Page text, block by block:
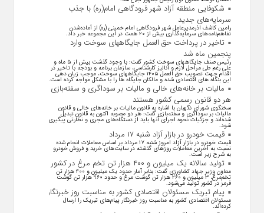
شکوفایی منطقه آزاد شهر فرودگاهی امام(ره) با جذب
سرمایه‌های جدید
رامین کاشف اذرمدیرعامل شهر فرودگاهی امام خمینی (ره) از آماده‌شدن
تفاهم‌نامه‌های سرمایه‌گذاری بیش از ۲۰ همت در این مجموعه خبر داد.
تاخیر در پرداخت حق العمل جایگاههای سوخت وارد
پنجمین ماه شد
رئیس صنف جایگاههای سوخت کشور گفت: با وجود گذشت بیش از ۵ ماه و
علی رغم طی مراحل لازم و آنالیز کارشناسی، سازمان برنامه و بودجه با تاخیر در
اقدام جهت تصویب حق العمل ۱۴۰۵ جایگاههای سوخت، موجب زیان دهی
این بنگاه های اقتصادی شده و مالکان جایگاه ها را با مشکل مواجه کرده است.
مالیات بر خانه‌های خالی و مالیات بر سوداگری و سفته‌بازی
هر دو قانون رسمی کشور هستند
سخنگوی شورای نگهبان با اشاره به قانون مالیات بر خانه‌های خالی و قانون
مالیات بر سوداگری و سفته‌بازی گفت: هر دو مصوبه اکنون به قانون تبدیل
شده‌اند و جزئیات نحوه اجرای آنها باید از دستگاه‌های مجری و نظارتی پیگیری
شود.
قیمت خودرو در بازار آزاد شنبه ۱۷ مرداد
قیمت خودرو در بازار آزاد امروز شنبه ۱۷ مرداد بر اساس معاملات انجام شده
نسبت به آخرین معاملات روز‌های گذشته در سایت‌های خرید و فروش خودرو
به شرح زیر است.
تولید سالانه یک میلیون و ۴۰۰ هزار تن تخم مرغ در کشور
معاون وزیر جهاد کشاورزی گفت: بنابر آمار حدود یک میلیون و ۴۰۰ هزار تن
تخم‌مرغ، ۳ میلیون و ۲۶۰ هزار تن گوشت مرغ و حدود ۹۶۰ هزار تن گوشت
قرمز در کشور تولید می‌شود.
پیام تبریک مسئولان اقتصادی کشور به مناسبت روز خبرنگار
مسئولان اقتصادی کشور به مناسبت روز خبرنگار پیام‌های تبریک را ارسال
کرده‌اند.